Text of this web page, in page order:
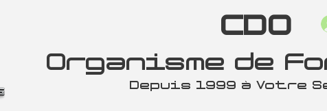
CDO
Organisme de
Depuis 1999 à Votre